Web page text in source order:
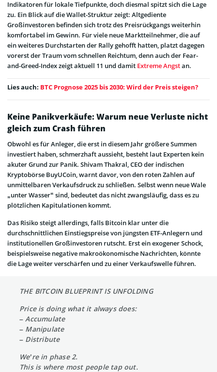
Indikatoren für lokale Tiefpunkte, doch diesmal spitzt sich die Lage
zu. Ein Blick auf die Wallet-Struktur zeigt: Altgediente
Großinvestoren befinden sich trotz des Preisrückgangs weiterhin
komfortabel im Gewinn. Für viele neue Marktteilnehmer, die auf
ein weiteres Durchstarten der Rally gehofft hatten, platzt dagegen
vorerst der Traum vom schnellen Reichtum, denn auch der Fear-
and-Greed-Index zeigt aktuell 11 und damit Extreme Angstan.
Lies auch: BTC Prognose 2025 bis 2030: Wird der Preis steigen?
Keine Panikverkäufe: Warum neue Verluste nicht
gleich zum Crash führen
Obwohl es für Anleger, die erst in diesem Jahr größere Summen
investiert haben, schmerzhaft aussieht, besteht laut Experten kein
akuter Grund zur Panik. Shivam Thakral, CEO der indischen
Kryptobörse BuyUCoin, warnt davor, von den roten Zahlen auf
unmittelbaren Verkaufsdruck zu schließen. Selbst wenn neue Wale
„unter Wasser“ sind, bedeutet das nicht zwangsläufig, dass es zu
plötzlichen Kapitulationen kommt.
Das Risiko steigt allerdings, falls Bitcoin klar unter die
durchschnittlichen Einstiegspreise von jüngsten ETF-Anlegern und
institutionellen Großinvestoren rutscht. Erst ein exogener Schock,
beispielsweise negative makroökonomische Nachrichten, könnte
die Lage weiter verschärfen und zu einer Verkaufswelle führen.
THE BITCOIN BLUEPRINT IS UNFOLDING
Price is doing what it always does:
– Accumulate
– Manipulate
– Distribute
We’re in phase 2.
This is where most people tap out.